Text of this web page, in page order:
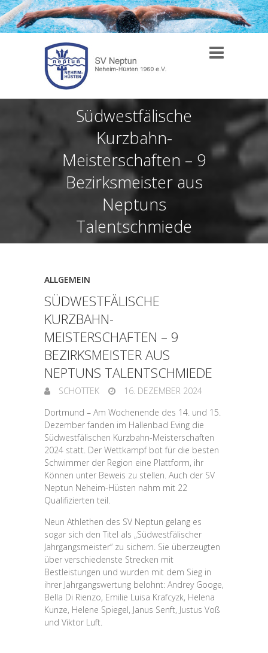
Südwestfälische
Kurzbahn-
Meisterschaften – 9
Bezirksmeister aus
Neptuns
Talentschmiede
ALLGEMEIN
SÜDWESTFÄLISCHE
KURZBAHN-
MEISTERSCHAFTEN – 9
BEZIRKSMEISTER AUS
NEPTUNS TALENTSCHMIEDE
SCHOTTEK
16. DEZEMBER 2024
Dortmund – Am Wochenende des 14. und 15.
Dezember fanden im Hallenbad Eving die
Südwestfälischen Kurzbahn-Meisterschaften
2024 statt. Der Wettkampf bot für die besten
Schwimmer der Region eine Plattform, ihr
Können unter Beweis zu stellen. Auch der SV
Neptun Neheim-Hüsten nahm mit 22
Qualifizierten teil.
Neun Athlethen des SV Neptun gelang es
sogar sich den Titel als „Südwestfälischer
Jahrgangsmeister“ zu sichern. Sie überzeugten
über verschiedenste Strecken mit
Bestleistungen und wurden mit dem Sieg in
ihrer Jahrgangswertung belohnt: Andrey Googe,
Bella Di Rienzo, Emilie Luisa Krafcyzk, Helena
Kunze, Helene Spiegel, Janus Senft, Justus Voß
und Viktor Luft.